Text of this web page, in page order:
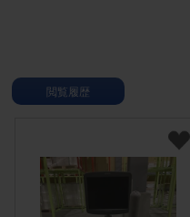
いるため非常に便利です。
閲覧履歴